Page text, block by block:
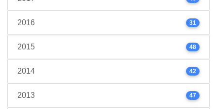
2016 31
2015 48
2014 42
2013 47